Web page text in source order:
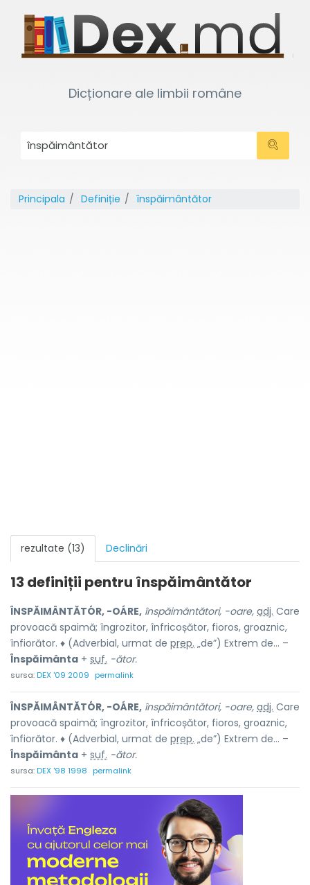
Dicționare ale limbii române
Principala Definiție înspăimântător
rezultate (13) Declinări
13 definiții pentru înspăimântător
ÎNSPĂIMÂNTĂTÓR, -OÁRE, înspăimântători, -oare, adj. Care
provoacă spaimă; îngrozitor, înfricoșător, fioros, groaznic,
înfiorător. ♦ (Adverbial, urmat de prep. „de”) Extrem de... –
Înspăimânta + suf. -ător.
sursa:DEX '09 2009 permalink
ÎNSPĂIMÂNTĂTÓR, -OÁRE, înspăimântători, -oare, adj. Care
provoacă spaimă; îngrozitor, înfricoșător, fioros, groaznic,
înfiorător. ♦ (Adverbial, urmat de prep. „de”) Extrem de... –
Înspăimânta + suf. -ător.
sursa:DEX '98 1998 permalink